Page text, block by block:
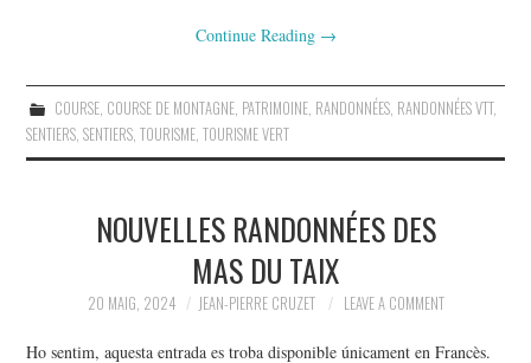
Continue Reading →
COURSE, COURSE DE MONTAGNE, PATRIMOINE, RANDONNÉES, RANDONNÉES VTT,
SENTIERS ,SENTIERS ,TOURISME ,TOURISME VERT
NOUVELLES RANDONNÉES DES
MAS DU TAIX
20 MAIG, 2024 JEAN-PIERRE CRUZET LEAVE A COMMENT
Ho sentim, aquesta entrada es troba disponible únicament en Francès.